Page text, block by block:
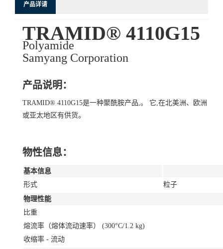
产品详请
TRAMID® 4110G15
Polyamide
Samyang Corporation
产品说明：
TRAMID® 4110G15是一种聚酰胺产品,。 它,在北美洲、欧洲
或亚太地区有供货。
物性信息：
基本信息
形式
粒子
物理性能
比重
熔流率（熔体流动速率） (300°C/1.2 kg)
收缩率 - 流动